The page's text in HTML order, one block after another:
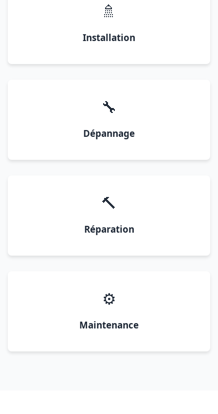
🚿
Installation
🔧
Dépannage
🔨
Réparation
⚙️
Maintenance